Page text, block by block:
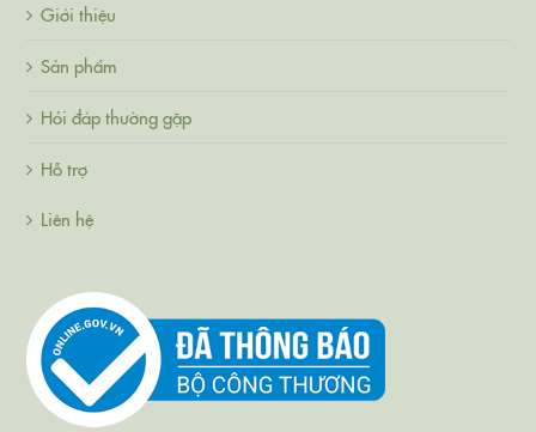
Giới thiệu
Sản phẩm
Hỏi đáp thường gặp
Hỗ trợ
Liên hệ